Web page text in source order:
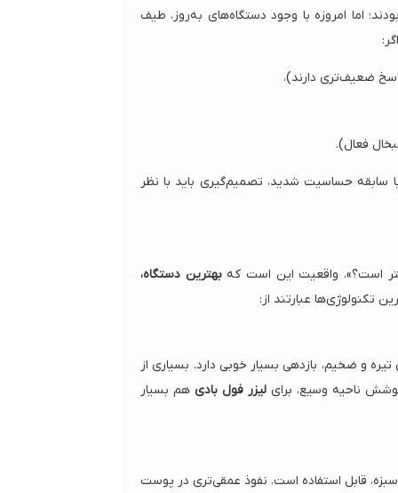
اما امروزه با وجود دستگاه‌های به‌روز، طیف
ضعیف‌تری دارند)،
فعال).
سابقه حساسیت شدید، تصمیم‌گیری باید با نظر
است؟». واقعیت این است کهبهترین دستگاه،
تکنولوژی‌ها عبارتند از:
با موهای تیره و ضخیم، بازدهی بسیار خوبی دارد. بسیاری از
ناحیه وسیع، برای لیزر فول بادی هم بسیار
قابل استفاده است. نفوذ عمقی‌تری در پوست